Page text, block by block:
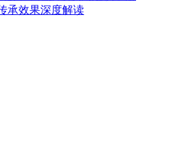
承效果深度解读